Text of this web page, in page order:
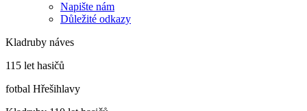
Napište nám
Důležité odkazy
Kladruby náves
115 let hasičů
fotbal Hřešihlavy